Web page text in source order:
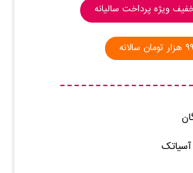
سالانه
آسیاتک